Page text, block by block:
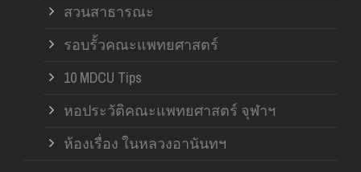
สวนสาธารณะ
รอบรั้วคณะแพทยศาสตร์
10 MDCU Tips
หอประวัติคณะแพทยศาสตร์ จุฬาฯ
ห้องเรื่อง ในหลวงอานันทฯ